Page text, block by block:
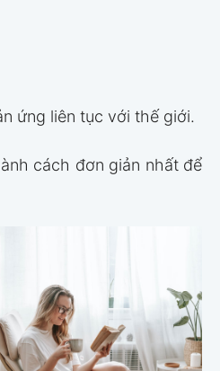
ứng liên tục với thế giới.
cách đơn giản nhất để